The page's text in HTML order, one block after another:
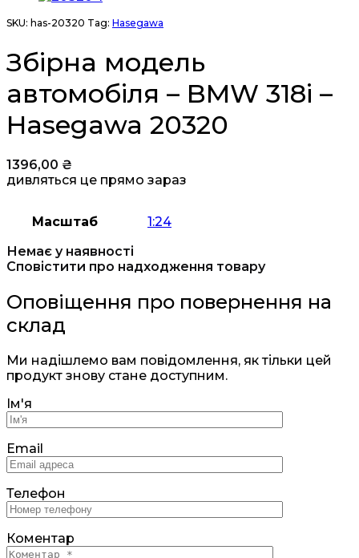
SKU: has-20320 Tag: Hasegawa
Збірна модель
автомобіля – BMW 318i –
Hasegawa 20320
1396,00 ₴
дивляться це прямо зараз
Масштаб
1:24
Немає у наявності
Сповістити про надходження товару
Оповіщення про повернення на
склад
Ми надішлемо вам повідомлення, як тільки цей
продукт знову стане доступним.
Ім'я
Email
Телефон
Коментар